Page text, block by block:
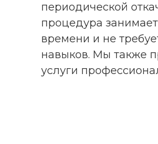
периодической
процедура
времени и не
навыков. Мы также
услуги